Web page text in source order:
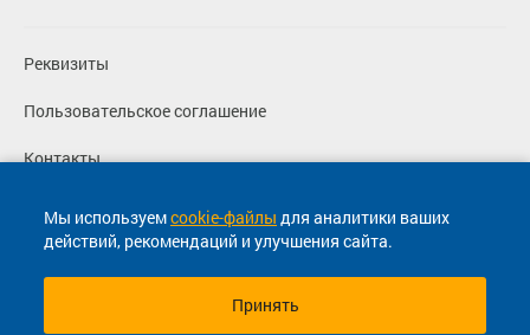
Мы используемcookie-файлы для аналитики ваших
действий, рекомендаций и улучшения сайта.
Принять
Реквизиты
Пользовательское соглашение
Контакты
Политика конфиденциальности
Перевозчикам
© 2013-2026, ООО "Капитал"- Онлайн сервис продажи